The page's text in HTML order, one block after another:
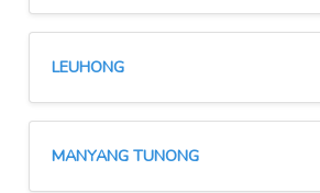
LEUHONG
MANYANG TUNONG